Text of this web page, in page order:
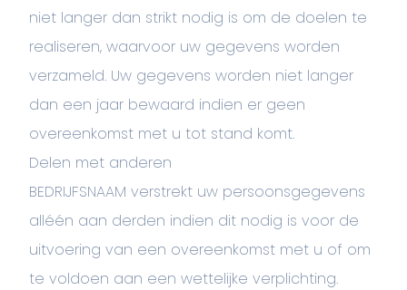
niet langer dan strikt nodig is om de doelen te
realiseren, waarvoor uw gegevens worden
verzameld. Uw gegevens worden niet langer
dan een jaar bewaard indien er geen
overeenkomst met u tot stand komt.
Delen met anderen
BEDRIJFSNAAM verstrekt uw persoonsgegevens
alléén aan derden indien dit nodig is voor de
uitvoering van een overeenkomst met u of om
te voldoen aan een wettelijke verplichting.